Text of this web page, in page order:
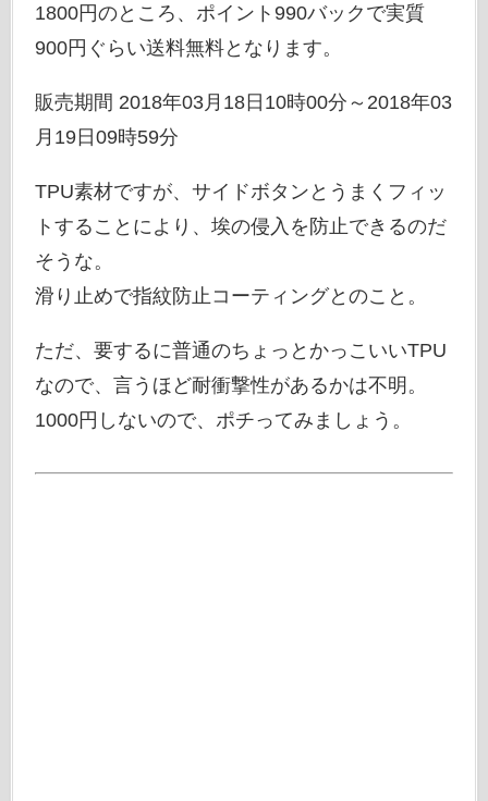
1800円のところ、ポイント990バックで実質
900円ぐらい送料無料となります。
販売期間 2018年03月18日10時00分～2018年03
月19日09時59分
TPU素材ですが、サイドボタンとうまくフィッ
トすることにより、埃の侵入を防止できるのだ
そうな。
滑り止めで指紋防止コーティングとのこと。
ただ、要するに普通のちょっとかっこいいTPU
なので、言うほど耐衝撃性があるかは不明。
1000円しないので、ポチってみましょう。